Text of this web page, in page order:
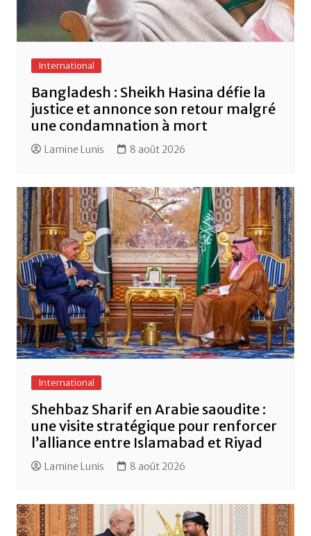
International
Bangladesh : Sheikh Hasina défie la
justice et annonce son retour malgré
une condamnation à mort
Lamine Lunis 8 août 2026
International
Shehbaz Sharif en Arabie saoudite :
une visite stratégique pour renforcer
l’alliance entre Islamabad et Riyad
Lamine Lunis 8 août 2026